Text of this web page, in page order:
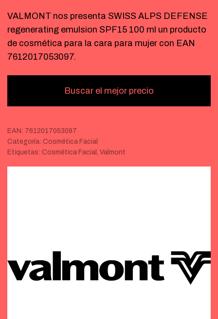
VALMONT nos presenta SWISS ALPS DEFENSE
regenerating emulsion SPF15 100 ml un producto
de cosmética para la cara para mujer con EAN
7612017053097.
Buscar el mejor precio
EAN: 7612017053097
Categoría: Cosmética Facial
Etiquetas: Cosmética Facial , Valmont